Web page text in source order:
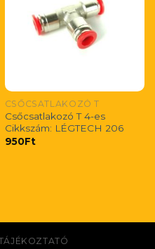
CSŐCSATLAKOZÓ T
Csőcsatlakozó T 4-es
Cikkszám: LÉGTECH 206
950Ft